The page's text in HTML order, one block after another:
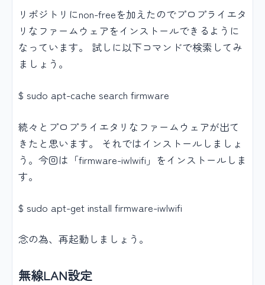
リポジトリにnon-freeを加えたのでプロプライエタ
リなファームウェアをインストールできるように
なっています。 試しに以下コマンドで検索してみ
ましょう。
$ sudo apt-cache search firmware
続々とプロプライエタリなファームウェアが出て
きたと思います。 それではインストールしましょ
う。今回は「firmware-iwlwifi」をインストールしま
す。
$ sudo apt-get install firmware-iwlwifi
念の為、再起動しましょう。
無線LAN設定